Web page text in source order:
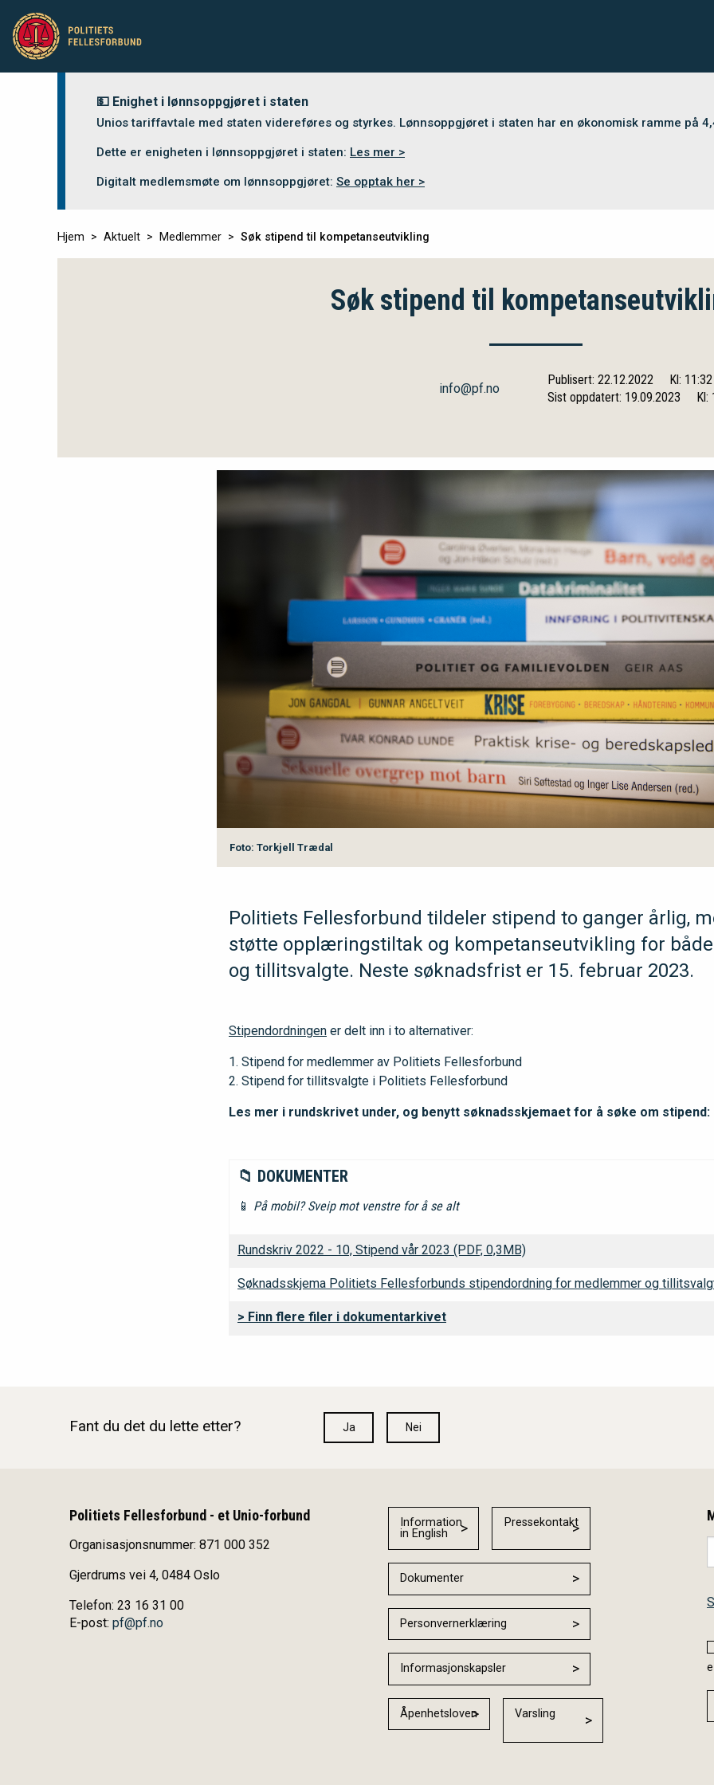
💵 Enighet i lønnsoppgjøret i staten
Unios tariffavtale med staten videreføres og styrkes. Lønnsoppgjøret i staten har en økonomisk ramme på
Dette er enigheten i lønnsoppgjøret i staten: Les mer >
Digitalt medlemsmøte om lønnsoppgjøret: Se opptak her >
Hjem Aktuelt Medlemmer Søk stipend til kompetanseutvikling
Søk stipend til
info@pf.no
Publisert: 22.12.2022
Kl: 11:32
Sist oppdatert: 19.09.2023
Kl:
Foto: Torkjell Trædal
Politiets Fellesforbund tildeler stipend to ganger årlig,
støtte opplæringstiltak og kompetanseutvikling for
og tillitsvalgte. Neste søknadsfrist er 15. februar 2023.
Stipendordningen er delt inn i to alternativer:
Stipend for medlemmer av Politiets Fellesforbund
Stipend for tillitsvalgte i Politiets Fellesforbund
Les mer i rundskrivet under, og benytt søknadsskjemaet for å søke om stipend:
📁 DOKUMENTER
📱 På mobil? Sveip mot venstre for å se alt
Rundskriv 2022 - 10, Stipend vår 2023 (PDF, 0,3MB)
Søknadsskjema Politiets Fellesforbunds stipendordning for medlemmer og
> Finn flere filer i dokumentarkivet
Fant du det du lette etter? Ja Nei
Politiets Fellesforbund - et Unio-forbund
Organisasjonsnummer: 871 000 352
Gjerdrums vei 4, 0484 Oslo
Telefon: 23 16 31 00
E-post: pf@pf.no
Information
in English
Pressekontakt
Dokumenter
Personvernerklæring
Informasjonskapsler
Åpenhetsloven Varsling